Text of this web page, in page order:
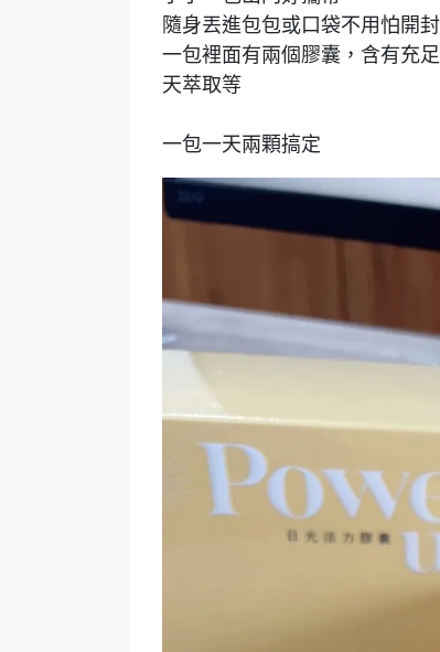
隨身丟進包包或口袋不用怕開
一包裡面有兩個膠囊，含有充
天萃取等
一包一天兩顆搞定